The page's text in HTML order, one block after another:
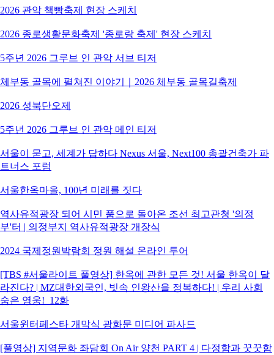
2026 관악 책빵축제 현장 스케치
2026 종로생활문화축제 '종로랑 축제' 현장 스케치
5주년 2026 그루브 인 관악 서브 티저
체부동 골목에 펼쳐진 이야기｜2026 체부동 골목길축제
2026 성북단오제
5주년 2026 그루브 인 관악 메인 티저
서울이 묻고, 세계가 답하다 Nexus 서울, Next100 총괄건축가 파
트너스 포럼
서울한옥마을, 100년 미래를 짓다
역사유적광장 되어 시민 품으로 돌아온 조선 최고관청 '의정
부'터 | 의정부지 역사유적광장 개장식
2024 국제정원박람회 정원 해설 온라인 투어
[TBS #서울라이트 풀영상] 한옥에 관한 모든 것! 서울 한옥이 달
라진다? | MZ대한외국인, 빗속 인왕산을 정복하다! | 우리 사회
숨은 영웅!_12화
서울윈터페스타 개막식 광화문 미디어 파사드
[풀영상] 지역문화 좌담회 On Air 양천 PART 4 | 다정함과 꿋꿋함